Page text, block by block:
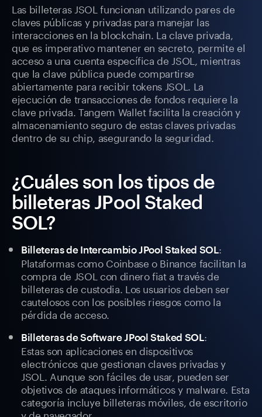
Las billeteras JSOL funcionan utilizando pares de
claves públicas y privadas para manejar las
interacciones en la blockchain. La clave privada,
que es imperativo mantener en secreto, permite el
acceso a una cuenta específica de JSOL, mientras
que la clave pública puede compartirse
abiertamente para recibir tokens JSOL. La
ejecución de transacciones de fondos requiere la
clave privada. Tangem Wallet facilita la creación y
almacenamiento seguro de estas claves privadas
dentro de su chip, asegurando la seguridad.
¿Cuáles son los tipos de
billeteras JPool Staked
SOL?
Billeteras de Intercambio JPool Staked SOL:
Plataformas como Coinbase o Binance facilitan la
compra de JSOL con dinero fiat a través de
billeteras de custodia. Los usuarios deben ser
cautelosos con los posibles riesgos como la
pérdida de acceso.
Billeteras de Software JPool Staked SOL:
Estas son aplicaciones en dispositivos
electrónicos que gestionan claves privadas y
JSOL. Aunque son fáciles de usar, pueden ser
objetivos de ataques informáticos y malware. Esta
categoría incluye billeteras móviles, de escritorio